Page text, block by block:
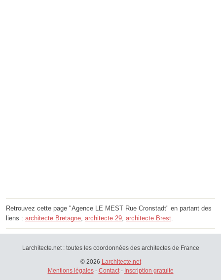
Retrouvez cette page "Agence LE MEST Rue Cronstadt" en partant des
liens : architecte Bretagne, architecte 29, architecte Brest.
Larchitecte.net : toutes les coordonnées des architectes de France
© 2026 Larchitecte.net
Mentions légales- Contact- Inscription gratuite